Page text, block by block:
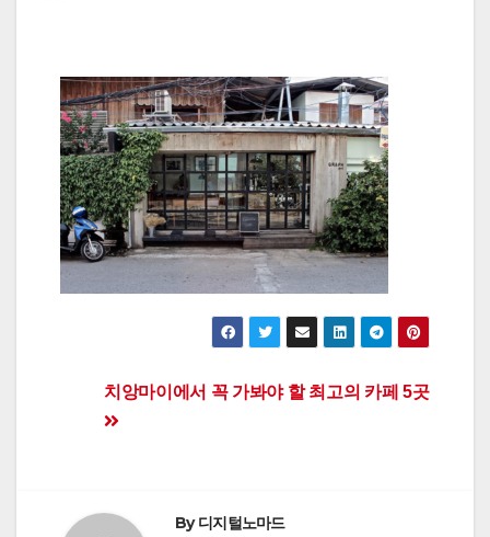
Post
치앙마이에서 꼭 가봐야 할 최고의 카페 5곳
By디지털노마드